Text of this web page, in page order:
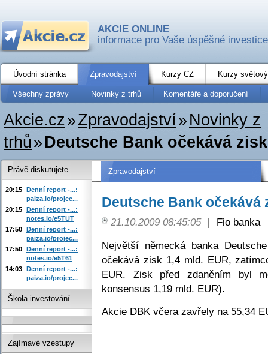
AKCIE ONLINE
informace pro Vaše úspěšné investice
Úvodní stránka Zpravodajství Kurzy CZ Kurzy
Všechny zprávy Novinky z trhů Komentáře a doporučení
Akcie.cz»Zpravodajství» Novinky z
trhů»Deutsche Bank očekává
Zpravodajství
Deutsche Bank očekává
21.10.2009 08:45:05 |
Fio banka
Největší německá banka
očekává zisk 1,4 mld. EUR,
EUR. Zisk před zdaněním byl
konsensus 1,19 mld. EUR).
Akcie DBK včera zavřely na 55,34
Právě diskutujete
20:15 Denní report -...:
paiza.io/projec...
20:15 Denní report -...:
notes.io/e5TUT
17:50 Denní report -...:
paiza.io/projec...
17:50 Denní report -...:
notes.io/e5T61
14:03 Denní report -...:
paiza.io/projec...
Škola investování
Zajímavé vzestupy